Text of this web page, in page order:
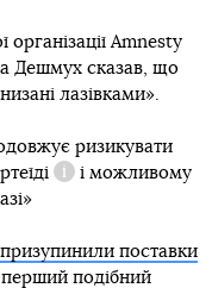
Amnesty
Дешмух сказав, що
лазівками».
ризикувати
Довідка
і можливому
поставки
перший подібний